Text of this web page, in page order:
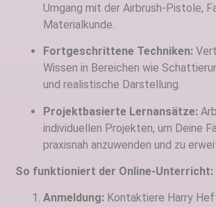
Umgang mit der Airbrush-Pistole,
Materialkunde.
Fortgeschrittene Techniken:
Wissen in Bereichen wie
und realistische Darstellung.
Projektbasierte Lernansätze:
individuellen Projekten, um Deine
praxisnah anzuwenden und zu
So funktioniert der Online-Unterricht:
Anmeldung: Kontaktiere Harry